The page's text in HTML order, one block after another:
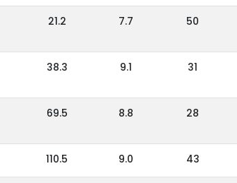
21.2 7.7 50
38.3 9.1 31
69.5 8.8 28
110.5 9.0 43